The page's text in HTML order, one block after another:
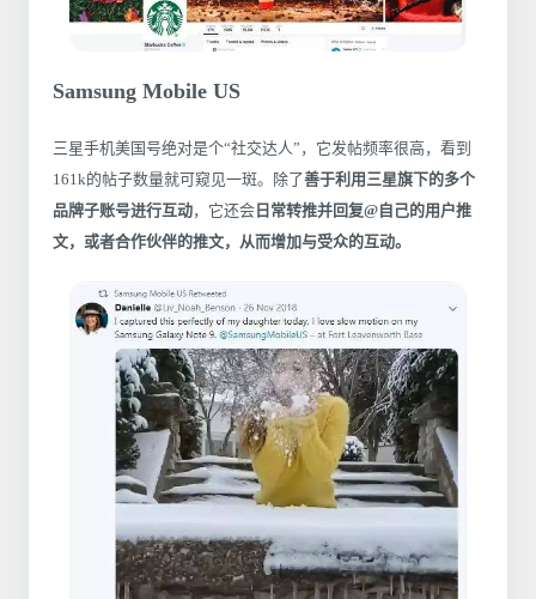
Samsung Mobile US
三星手机美国号绝对是个“社交达人”，它发帖频率很高，看到
161k的帖子数量就可窥见一斑。除了善于利用三星旗下的多个
品牌子账号进行互动，它还会 日常转推并回复@自己的用户推
文，或者合作伙伴的推文，从而增加与受众的互动。